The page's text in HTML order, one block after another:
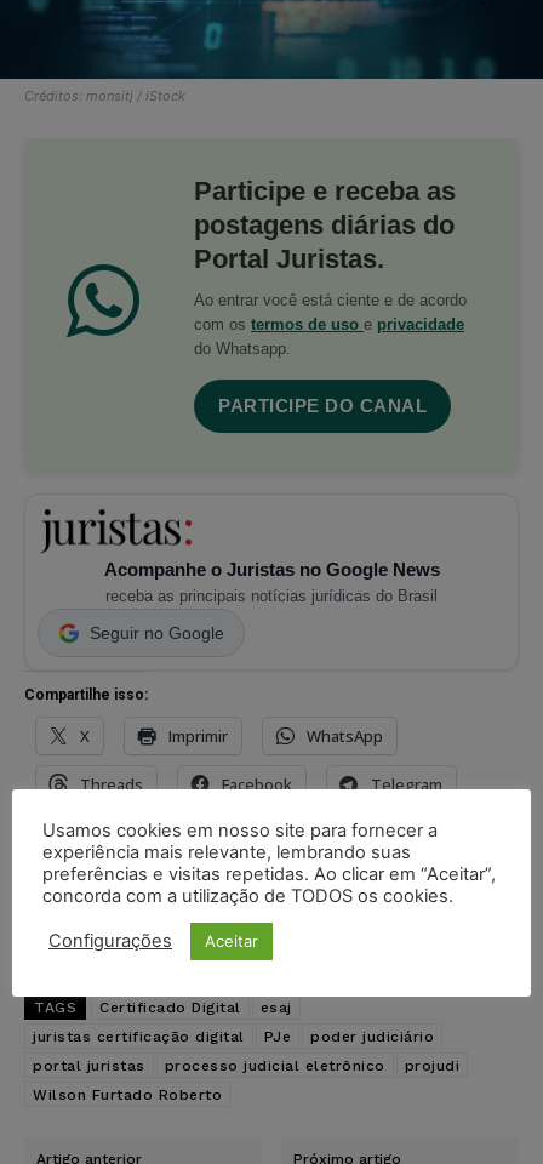
Créditos: monsitj / iStock
Participe e receba as
postagens diárias do
Portal Juristas.
Ao entrar você está ciente e de acordo
com os termos de uso e privacidade
do Whatsapp.
PARTICIPE DO CANAL
Acompanhe o Juristas no Google News
receba as principais notícias jurídicas do Brasil
Seguir no Google
Compartilhe isso:
X Imprimir WhatsApp
Threads Facebook Telegram
Pinterest Tumblr Reddit
Nextdoor E-mail Mastodon
LinkedIn
TAGS Certificado Digital
esaj
juristas certificação digital
PJe
poder judiciário
portal juristas
processo judicial eletrônico
projudi
Wilson Furtado Roberto
Artigo anterior Próximo artigo
Usamos cookies em nosso site para fornecer a
experiência mais relevante, lembrando suas
preferências e visitas repetidas. Ao clicar em “Aceitar”,
concorda com a utilização de TODOS os cookies.
Configurações Aceitar